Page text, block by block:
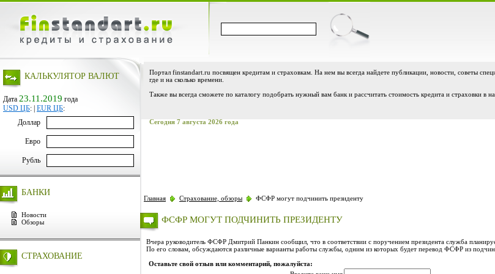
КАЛЬКУЛЯТОР ВАЛЮТ
Дата 23.11.2019 года
USD ЦБ: EUR ЦБ:
Доллар
Евро
Рубль
БАНКИ
Новости
Обзоры
СТРАХОВАНИЕ
Портал finstandart.ru посвящен кредитам и страховкам. На нем вы всегда найдете публикации, новости, советы
где и на сколько времени.
Также вы всегда сможете по каталогу подобрать нужный вам банк и рассчитать стоимость кредита и страховки в
Сегодня 7 августа 2026 года
Главная Страхование, обзоры ФСФР могут подчинить президенту
ФСФР МОГУТ ПОДЧИНИТЬ ПРЕЗИДЕНТУ
Вчера руководитель ФСФР Дмитрий Панкин сообщил, что в соответствии с поручением президента служба
По его словам, обсуждаются различные варианты работы службы, одним из которых будет перевод ФСФР из
Оставьте свой отзыв или комментарий, пожалуйста: